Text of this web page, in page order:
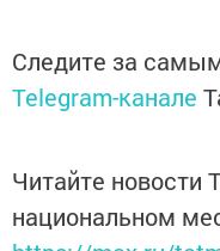
Следите за
Telegram-канале
Читайте новости
национальном